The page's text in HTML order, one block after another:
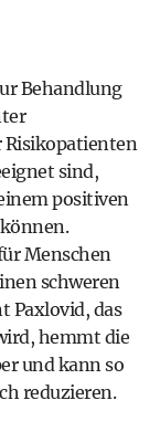
Behandlung
sind,
positiven
Menschen
schweren
Paxlovid, das
hemmt die
und kann so
reduzieren.